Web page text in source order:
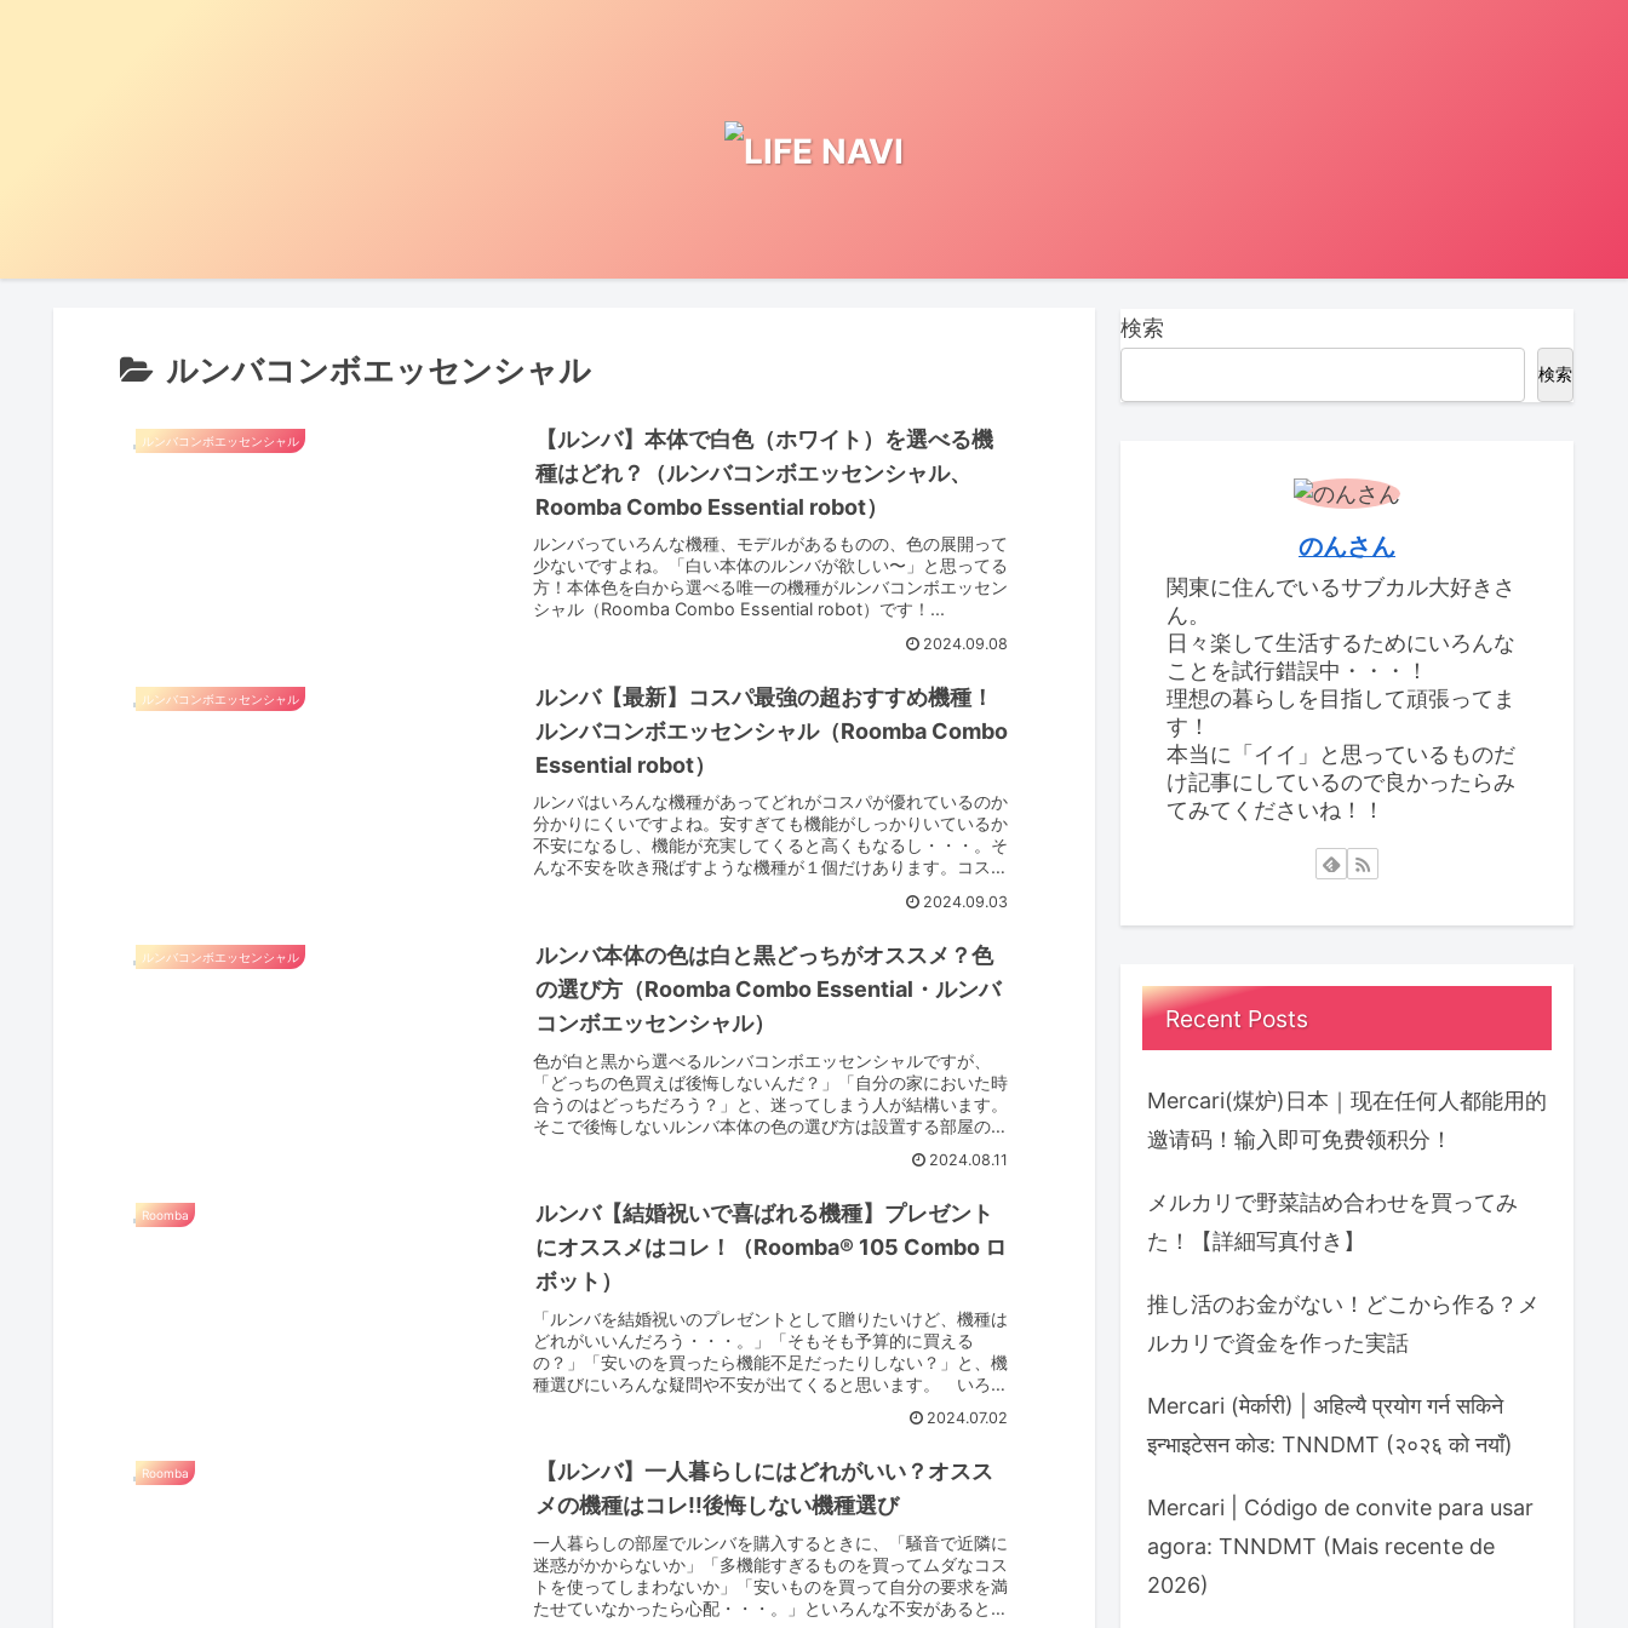
ルンバコンボエッセンシャル
ルンバコンボエッセンシャル
【ルンバ】本体で白色（ホワイト）を選べる機
種はどれ？（ルンバコンボエッセンシャル、
Roomba Combo Essential robot）
ルンバっていろんな機種、モデルがあるものの、色の展開って
少ないですよね。「白い本体のルンバが欲しい〜」と思ってる
方！本体色を白から選べる唯一の機種がルンバコンボエッセン
シャル（Roomba Combo Essential robot）です！...
2024.09.08
ルンバコンボエッセンシャル
ルンバ【最新】コスパ最強の超おすすめ機種！
ルンバコンボエッセンシャル（Roomba Combo
Essential robot）
ルンバはいろんな機種があってどれがコスパが優れているのか
分かりにくいですよね。安すぎても機能がしっかりいているか
不安になるし、機能が充実してくると高くもなるし・・・。そ
んな不安を吹き飛ばすような機種が１個だけあります。コスパ
2024.09.03
ルンバコンボエッセンシャル
ルンバ本体の色は白と黒どっちがオススメ？色
の選び方（Roomba Combo Essential・ルンバ
コンボエッセンシャル）
色が白と黒から選べるルンバコンボエッセンシャルですが、
「どっちの色買えば後悔しないんだ？」「自分の家においた時
合うのはどっちだろう？」と、迷ってしまう人が結構います。
そこで後悔しないルンバ本体の色の選び方は設置する部屋のフ
2024.08.11
Roomba
ルンバ【結婚祝いで喜ばれる機種】プレゼント
にオススメはコレ！（Roomba® 105 Combo ロ
ボット）
「ルンバを結婚祝いのプレゼントとして贈りたいけど、機種は
どれがいいんだろう・・・。」「そもそも予算的に買える
の？」「安いのを買ったら機能不足だったりしない？」と、機
種選びにいろんな疑問や不安が出てくると思います。 いろん
2024.07.02
Roomba
【ルンバ】一人暮らしにはどれがいい？オスス
メの機種はコレ!!後悔しない機種選び
一人暮らしの部屋でルンバを購入するときに、「騒音で近隣に
迷惑がかからないか」「多機能すぎるものを買ってムダなコス
トを使ってしまわないか」「安いものを買って自分の要求を満
たせていなかったら心配・・・。」といろんな不安があると思
検索
検索
のんさん
関東に住んでいるサブカル大好きさ
ん。
日々楽して生活するためにいろんな
ことを試行錯誤中・・・！
理想の暮らしを目指して頑張ってま
す！
本当に「イイ」と思っているものだ
け記事にしているので良かったらみ
てみてくださいね！！
Recent Posts
Mercari(煤炉)日本｜现在任何人都能用的
邀请码！输入即可免费领积分！
メルカリで野菜詰め合わせを買ってみ
た！【詳細写真付き】
推し活のお金がない！どこから作る？メ
ルカリで資金を作った実話
Mercari (मेर्कारी) | अहिल्यै प्रयोग गर्न सकिने
इन्भाइटेसन कोड: TNNDMT (२०२६ को नयाँ)
Mercari | Código de convite para usar
agora: TNNDMT (Mais recente de
2026)